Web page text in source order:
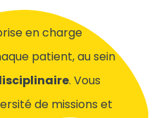
en charge
patient, au sein
. Vous
de missions et